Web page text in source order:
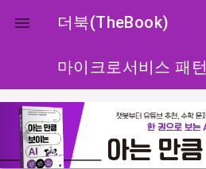
 더북(TheBook)
마이크로서비스 패턴
p
r
e